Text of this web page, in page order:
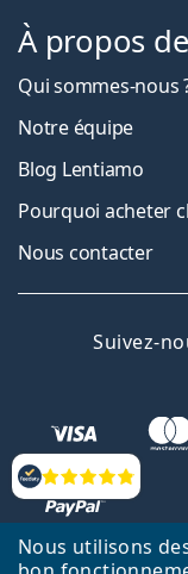
Nous utilisons
Évaluation
À propos
Qui sommes-nous
Notre équipe
Blog Lentiamo
Pourquoi acheter
Nous contacter
Suivez-